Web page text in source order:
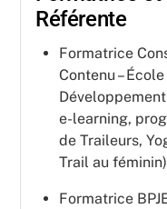
Référente
Formatrice
Contenu –
e-learning,
de Traileurs,
Trail au
Formatrice